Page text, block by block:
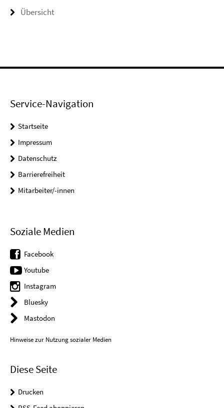
Übersicht
Service-Navigation
Startseite
Impressum
Datenschutz
Barrierefreiheit
Mitarbeiter/-innen
Soziale Medien
Facebook
Youtube
Instagram
Bluesky
Mastodon
Hinweise zur Nutzung sozialer Medien
Diese Seite
Drucken